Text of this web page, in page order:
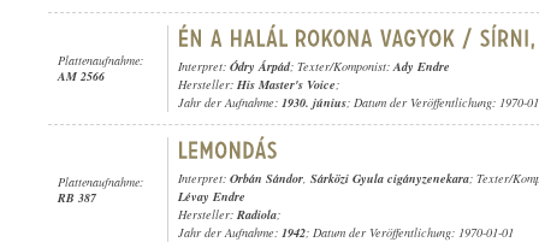
Plattenaufnahme:
AM 2566
Interpret: Ódry Árpád; Texter/Komponist:Ady Endre
Hersteller: His Master's Voice;
Jahr der Aufnahme: 1930. június; Datum der Veröffentlichung: 1970-
Plattenaufnahme:
RB 387
Interpret: Orbán Sándor, Sárközi Gyula cigányzenekara; Texter/
Lévay Endre
Hersteller: Radiola;
Jahr der Aufnahme: 1942; Datum der Veröffentlichung: 1970-01-01